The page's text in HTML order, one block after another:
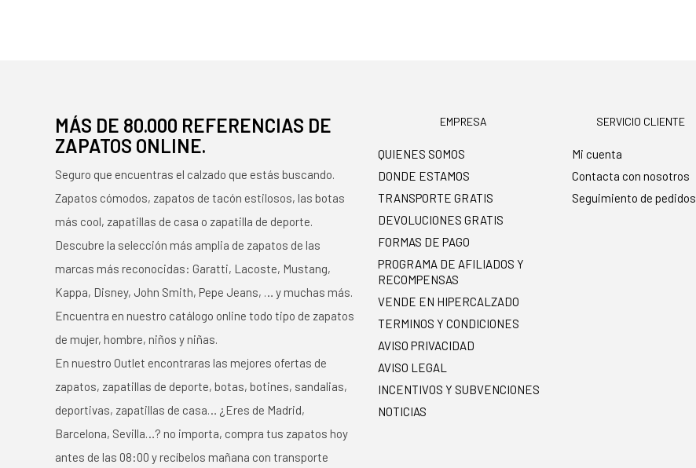
MÁS DE 80.000 REFERENCIAS DE
ZAPATOS ONLINE.
Seguro que encuentras el calzado que estás buscando.
Zapatos cómodos, zapatos de tacón estilosos, las botas
más cool, zapatillas de casa o zapatilla de deporte.
Descubre la selección más amplia de zapatos de las
marcas más reconocidas: Garatti, Lacoste, Mustang,
Kappa, Disney, John Smith, Pepe Jeans, … y muchas más.
Encuentra en nuestro catálogo online todo tipo de zapatos
de mujer, hombre, niños y niñas.
En nuestro Outlet encontraras las mejores ofertas de
zapatos, zapatillas de deporte, botas, botines, sandalias,
deportivas, zapatillas de casa… ¿Eres de Madrid,
Barcelona, Sevilla…? no importa, compra tus zapatos hoy
antes de las 08:00 y recíbelos mañana con transporte
EMPRESA
QUIENES SOMOS
DONDE ESTAMOS
TRANSPORTE GRATIS
DEVOLUCIONES GRATIS
FORMAS DE PAGO
PROGRAMA DE AFILIADOS Y
RECOMPENSAS
VENDE EN HIPERCALZADO
TERMINOS Y CONDICIONES
AVISO PRIVACIDAD
AVISO LEGAL
INCENTIVOS Y SUBVENCIONES
NOTICIAS
SERVICIO CLIENTE
Mi cuenta
Contacta con nosotros
Seguimiento de pedidos